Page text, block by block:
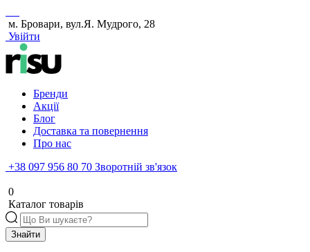
м. Бровари, вул.Я. Мудрого, 28
Увійти
Бренди
Акції
Блог
Доставка та повернення
Про нас
+38 097 956 80 70 Зворотній зв'язок
0
Каталог товарів
Знайти